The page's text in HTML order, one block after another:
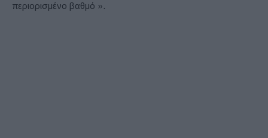
περιορισμένο βαθμό ».